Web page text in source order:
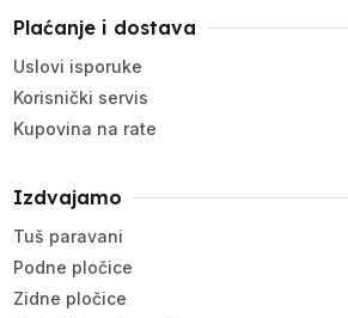
Plaćanje i dostava
Uslovi isporuke
Korisnički servis
Kupovina na rate
Izdvajamo
Tuš paravani
Podne pločice
Zidne pločice